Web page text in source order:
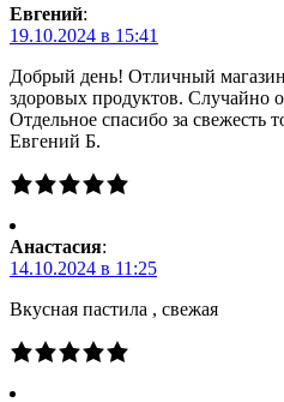
Евгений:
19.10.2024 в 15:41
Добрый день! Отличный
здоровых продуктов. Случайно
Отдельное спасибо за свежесть
Евгений Б.
Анастасия:
14.10.2024 в 11:25
Вкусная пастила , свежая